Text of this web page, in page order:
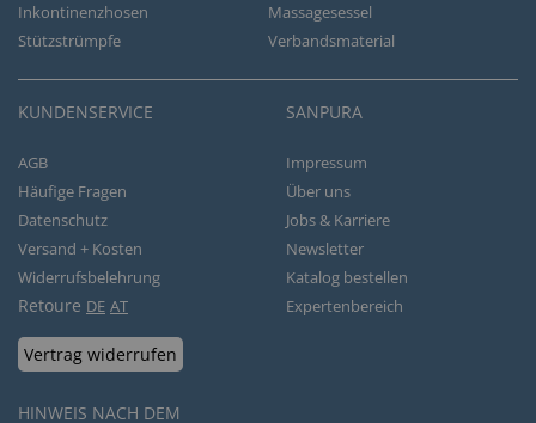
Inkontinenzhosen
Massagesessel
Stützstrümpfe
Verbandsmaterial
KUNDENSERVICE
AGB
Häufige Fragen
Datenschutz
Versand + Kosten
Widerrufsbelehrung
Retoure DE AT
Vertrag widerrufen
HINWEIS NACH DEM
SANPURA
Impressum
Über uns
Jobs & Karriere
Newsletter
Katalog bestellen
Expertenbereich